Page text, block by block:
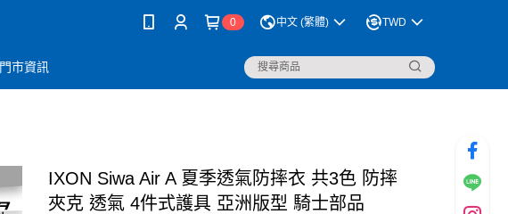
0 中文 (繁體) TWD
門市資訊
IXON Siwa Air A 夏季透氣防摔衣 共3色 防摔
夾克 透氣 4件式護具 亞洲版型 騎士部品